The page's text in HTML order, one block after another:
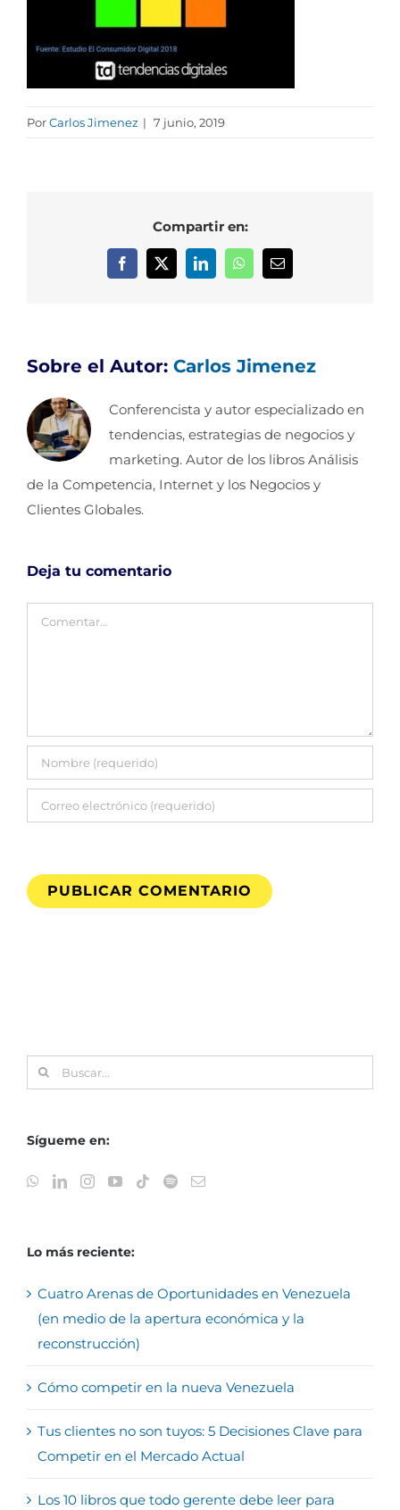
PorCarlos Jimenez | 7 junio, 2019
Compartir en:
Facebook
X LinkedInWhatsAppCorreo
Sobre el Autor: Carlos Jimenez
Conferencista y autor especializado en
tendencias, estrategias de negocios y
marketing. Autor de los libros Análisis
de la Competencia, Internet y los Negocios y
Clientes Globales.
Deja tu comentario
Comentar
Buscar:
Sígueme en:
Lo más reciente:
Cuatro Arenas de Oportunidades en Venezuela
(en medio de la apertura económica y la
reconstrucción)
Cómo competir en la nueva Venezuela
Tus clientes no son tuyos: 5 Decisiones Clave para
Competir en el Mercado Actual
Los 10 libros que todo gerente debe leer para